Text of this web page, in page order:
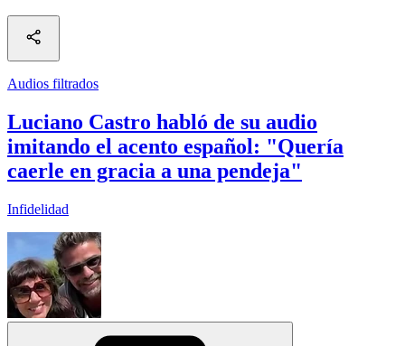
Audios filtrados
Luciano Castro habló de su audio
imitando el acento español: "Quería
caerle en gracia a una pendeja"
Infidelidad